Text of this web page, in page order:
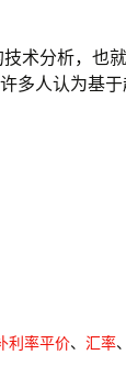
术分析，也
多人认为基于
利率平价、 汇率、